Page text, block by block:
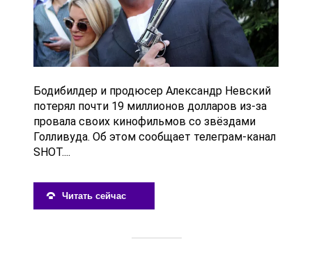
Бодибилдер и продюсер Александр Невский
потерял почти 19 миллионов долларов из-за
провала своих кинофильмов со звёздами
Голливуда. Об этом сообщает телеграм-канал
SHOT....
Читать сейчас